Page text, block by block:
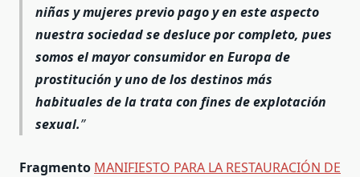
niñas y mujeres previo pago y en este aspecto
nuestra sociedad se desluce por completo, pues
somos el mayor consumidor en Europa de
prostitución y uno de los destinos más
habituales de la trata con fines de explotación
sexual.
Fragmento MANIFIESTO PARA LA RESTAURACIÓN DE